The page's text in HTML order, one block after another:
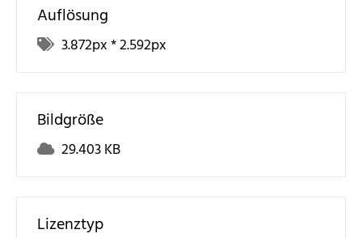
Auflösung
3.872px *2.592px
Bildgröße
29.403 KB
Lizenztyp